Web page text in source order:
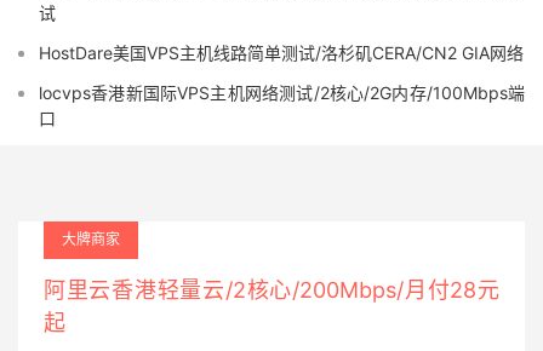
试
HostDare美国VPS主机线路简单测试/洛杉矶CERA/CN2 GIA网络
locvps香港新国际VPS主机网络测试/2核心/2G内存/100Mbps端
口
大牌商家
阿里云香港轻量云/2核心/200Mbps/月付28元
起